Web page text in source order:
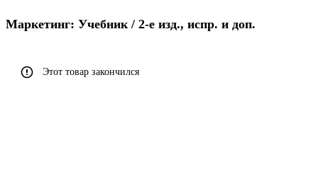
Маркетинг: Учебник / 2-e изд., испр. и доп.
Этот товар закончился